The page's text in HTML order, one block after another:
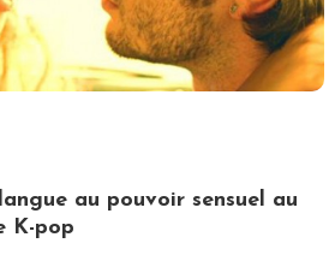
au pouvoir sensuel au
K-pop